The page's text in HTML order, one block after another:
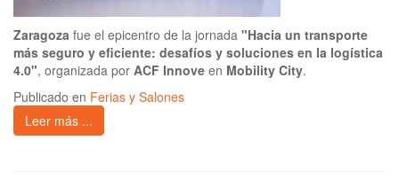
Zaragoza fue el epicentro de la jornada "Hacia un transporte
más seguro y eficiente: desafíos y soluciones en la logística
4.0", organizada por ACF Innove en Mobility City.
Publicado en Ferias y Salones
Leer más ...